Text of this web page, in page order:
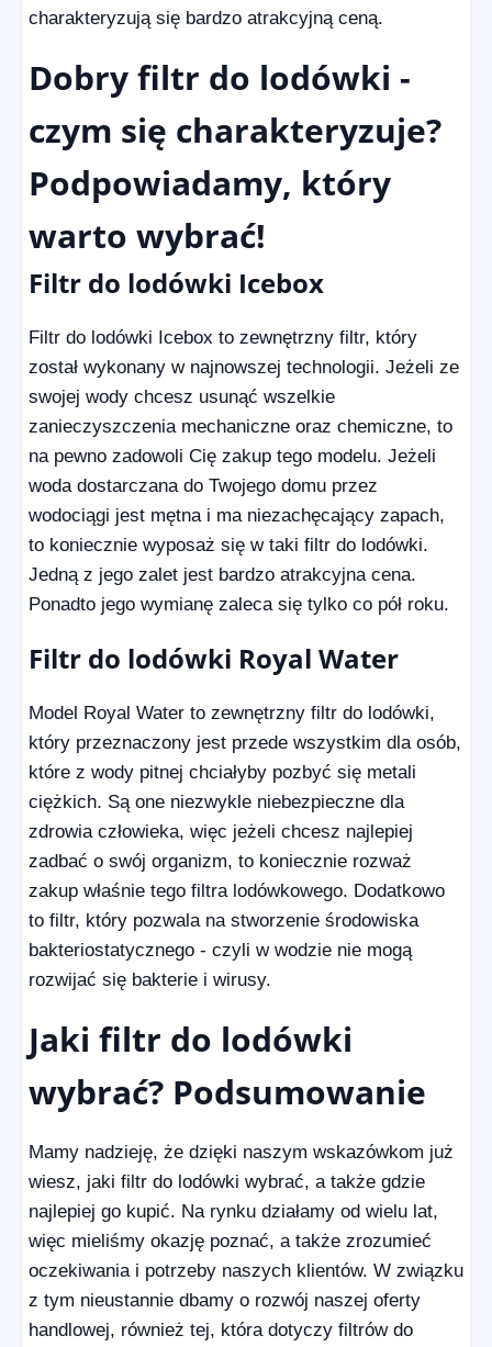
charakteryzują się bardzo atrakcyjną ceną.
Dobry filtr do lodówki -
czym się charakteryzuje?
Podpowiadamy, który
warto wybrać!
Filtr do lodówki Icebox
Filtr do lodówki Icebox to zewnętrzny filtr, który
został wykonany w najnowszej technologii. Jeżeli ze
swojej wody chcesz usunąć wszelkie
zanieczyszczenia mechaniczne oraz chemiczne, to
na pewno zadowoli Cię zakup tego modelu. Jeżeli
woda dostarczana do Twojego domu przez
wodociągi jest mętna i ma niezachęcający zapach,
to koniecznie wyposaż się w taki filtr do lodówki.
Jedną z jego zalet jest bardzo atrakcyjna cena.
Ponadto jego wymianę zaleca się tylko co pół roku.
Filtr do lodówki Royal Water
Model Royal Water to zewnętrzny filtr do lodówki,
który przeznaczony jest przede wszystkim dla osób,
które z wody pitnej chciałyby pozbyć się metali
ciężkich. Są one niezwykle niebezpieczne dla
zdrowia człowieka, więc jeżeli chcesz najlepiej
zadbać o swój organizm, to koniecznie rozważ
zakup właśnie tego filtra lodówkowego. Dodatkowo
to filtr, który pozwala na stworzenie środowiska
bakteriostatycznego - czyli w wodzie nie mogą
rozwijać się bakterie i wirusy.
Jaki filtr do lodówki
wybrać? Podsumowanie
Mamy nadzieję, że dzięki naszym wskazówkom już
wiesz, jaki filtr do lodówki wybrać, a także gdzie
najlepiej go kupić. Na rynku działamy od wielu lat,
więc mieliśmy okazję poznać, a także zrozumieć
oczekiwania i potrzeby naszych klientów. W związku
z tym nieustannie dbamy o rozwój naszej oferty
handlowej, również tej, która dotyczy filtrów do